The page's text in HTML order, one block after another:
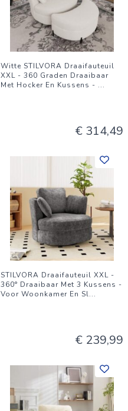
Witte STILVORA Draaifauteuil
XXL - 360 Graden Draaibaar
Met Hocker En Kussens - ...
€ 314,49
STILVORA Draaifauteuil XXL -
360° Draaibaar Met 3 Kussens -
Voor Woonkamer En Sl...
€ 239,99